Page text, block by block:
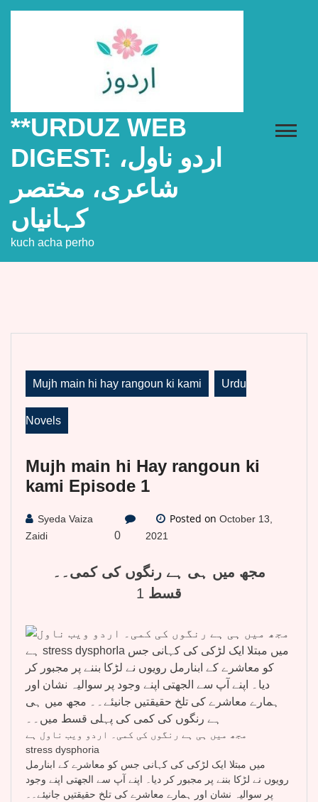
**URDUZ WEB
DIGEST: اردو ناول،
شاعری، مختصر
کہانیاں
kuch acha perho
Mujh main hi hay rangoun ki kami Urdu
Novels
Mujh main hi Hay rangoun ki
kami Episode 1
Syeda Vaiza
Zaidi
0
Posted on October 13,
2021
مجھ میں ہی ہے رنگوں کی کمی۔۔
قسط 1
مجھ میں ہی ہے رنگوں کی کمی۔ اردو ویب ناول ہے
stress dysphoria
میں مبتلا ایک لڑکی کی کہانی جس کو معاشرے کے ابنارمل
رویوں نے لڑکا بننے پر مجبور کر دیا۔ اپنے آپ سے الجھتی اپنے وجود
پر سوالیہ نشان اور ہمارے معاشرے کی تلخ حقیقتیں جانیئے۔۔